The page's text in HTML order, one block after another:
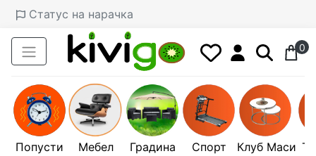
Статус на нарачка
0
Попусти Мебел Градина Спорт Клуб Маси